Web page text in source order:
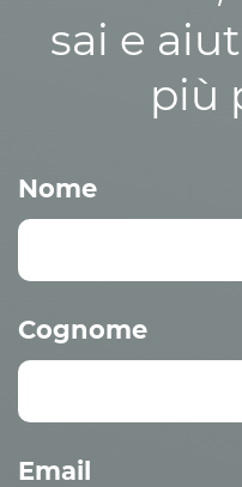
sai e
più
Nome
Cognome
Email